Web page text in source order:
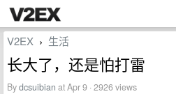
V2EX › 生活
长大了，还是怕打雷
Bydcsuibian at Apr 9 · 2926 views